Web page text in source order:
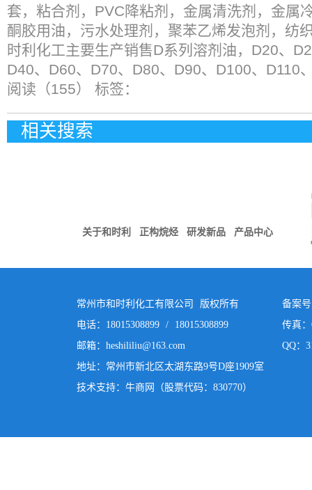
套，粘合剂，PVC降粘剂，金属清洗剂，金属
酮胶用油，污水处理剂，聚苯乙烯发泡剂，纺
时利化工主要生产销售D系列溶剂油，D20、
D40、D60、D70、D80、D90、D100、D110
阅读（155） 标签：
相关搜索
关于和时利 正构烷烃 研发新品 产品中心
常州市和时利化工有限公司 版权所有
电话：18015308899 / 18015308899
邮箱： heshililiu@163.com
地址：常州市新北区太湖东路9号D座1909室
技术支持：牛商网（股票代码：830770）
备案
传真：
QQ：